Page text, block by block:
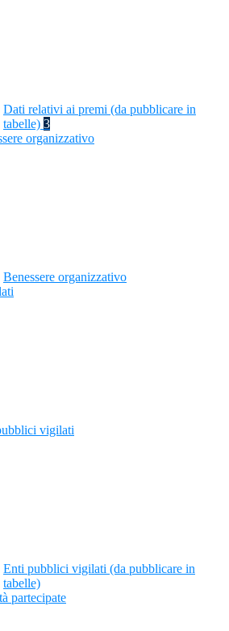
Dati relativi ai premi (da pubblicare in
tabelle) 3
organizzativo
Benessere organizzativo
vigilati
Enti pubblici vigilati (da pubblicare in
tabelle)
partecipate